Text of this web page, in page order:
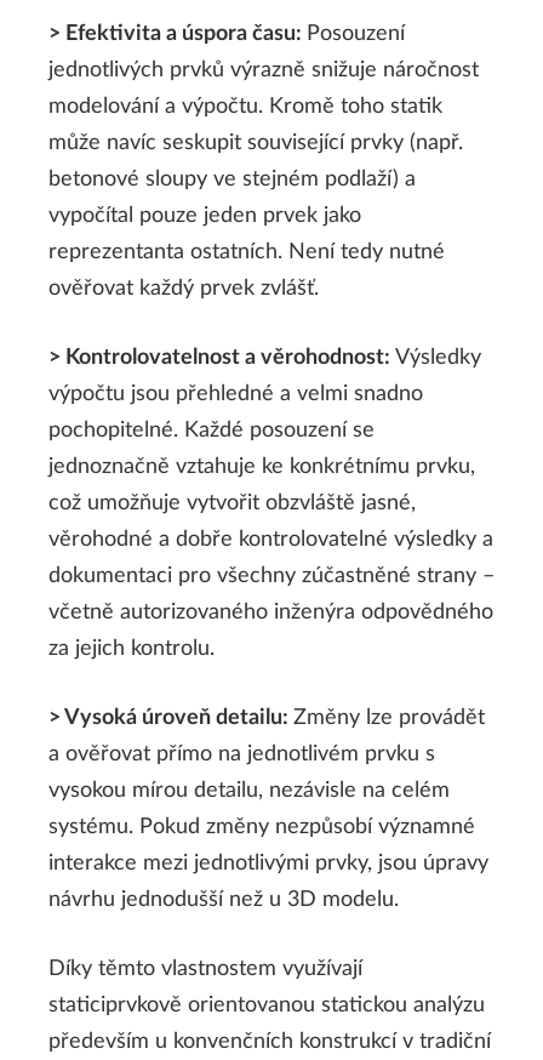
> Efektivita a úspora času: Posouzení
jednotlivých prvků výrazně snižuje náročnost
modelování a výpočtu. Kromě toho statik
může navíc seskupit související prvky (např.
betonové sloupy ve stejném podlaží) a
vypočítal pouze jeden prvek jako
reprezentanta ostatních. Není tedy nutné
ověřovat každý prvek zvlášť.
> Kontrolovatelnost a věrohodnost: Výsledky
výpočtu jsou přehledné a velmi snadno
pochopitelné. Každé posouzení se
jednoznačně vztahuje ke konkrétnímu prvku,
což umožňuje vytvořit obzvláště jasné,
věrohodné a dobře kontrolovatelné výsledky a
dokumentaci pro všechny zúčastněné strany –
včetně autorizovaného inženýra odpovědného
za jejich kontrolu.
> Vysoká úroveň detailu: Změny lze provádět
a ověřovat přímo na jednotlivém prvku s
vysokou mírou detailu, nezávisle na celém
systému. Pokud změny nezpůsobí významné
interakce mezi jednotlivými prvky, jsou úpravy
návrhu jednodušší než u 3D modelu.
Díky těmto vlastnostem využívají
staticiprvkově orientovanou statickou analýzu
především u konvenčních konstrukcí v tradiční